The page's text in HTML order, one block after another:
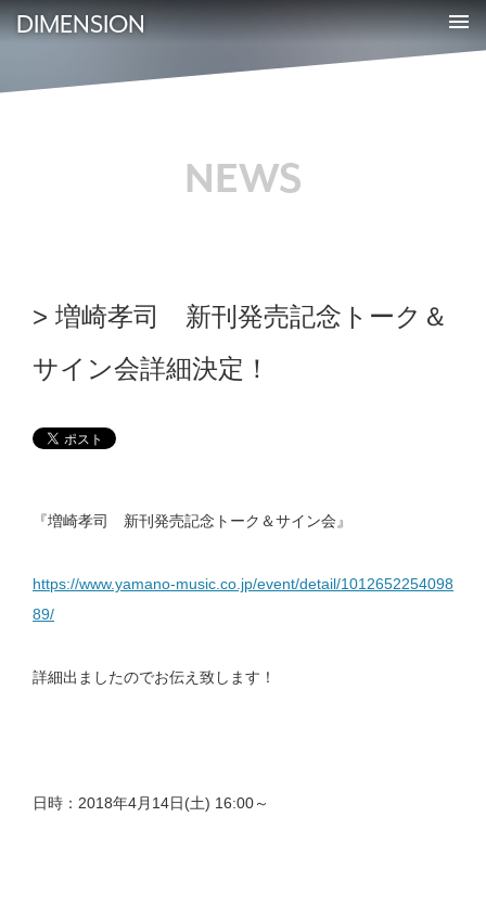
DIMENSION
NEWS
増崎孝司 新刊発売記念トーク＆
サイン会詳細決定！
『増崎孝司 新刊発売記念トーク＆サイン会』
https://www.yamano-music.co.jp/event/detail/1012652254098
89/
詳細出ましたのでお伝え致します！
日時：2018年4月14日(土) 16:00～